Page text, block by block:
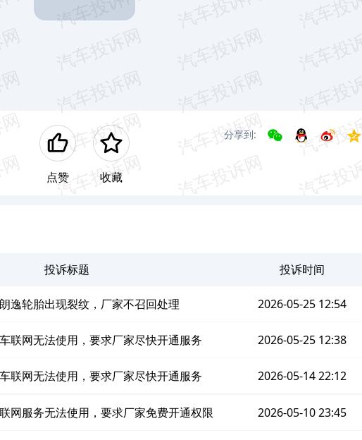
点赞 收藏
分享到:
投诉标题 投诉时间
逸轮胎出现裂纹，厂家不召回处理 2026-05-25 12:54
联网无法使用，要求厂家尽快开通服务 2026-05-25 12:38
联网无法使用，要求厂家尽快开通服务 2026-05-14 22:12
网服务无法使用，要求厂家免费开通权限 2026-05-10 23:45